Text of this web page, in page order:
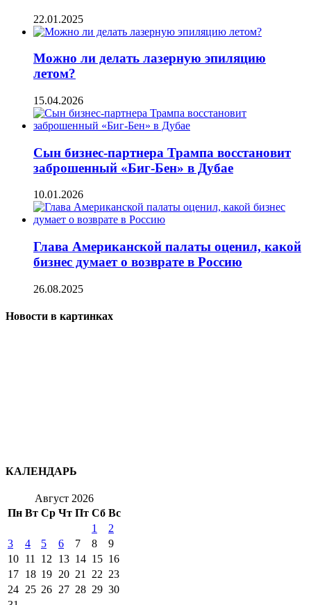
22.01.2025
Можно ли делать лазерную эпиляцию
летом?
15.04.2026
Сын бизнес-партнера Трампа восстановит
заброшенный «Биг-Бен» в Дубае
10.01.2026
Глава Американской палаты оценил, какой
бизнес думает о возврате в Россию
26.08.2025
Новости в картинках
КАЛЕНДАРЬ
Август 2026
Пн Вт Ср Чт Пт Сб Вс
1
2
3
4 5 6 7 8
9
10 11 12 13 14 15 16
17 18 19 20 21 22 23
24 25 26 27 28 29 30